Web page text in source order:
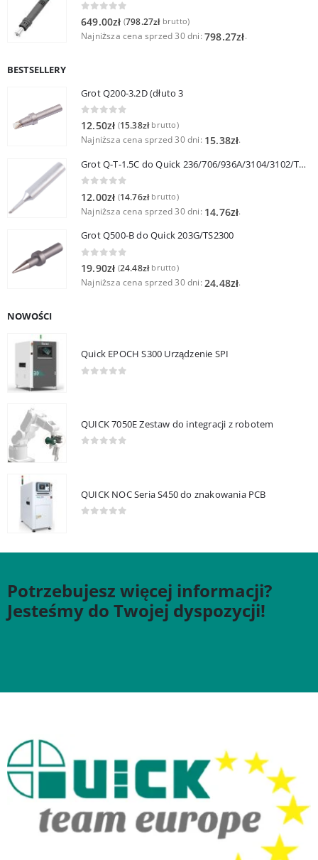
649.00zł (798.27złbrutto)
Najniższa cena sprzed 30 dni: 798.27zł.
BESTSELLERY
Grot Q200-3.2D (dłuto 3
0out of 5
12.50zł (15.38złbrutto)
Najniższa cena sprzed 30 dni: 15.38zł.
Grot Q-T-1.5C do Quick 236/706/936A/3104/3102/TS1100
12.00zł (14.76złbrutto)
Najniższa cena sprzed 30 dni: 14.76zł.
Grot Q500-B do Quick 203G/TS2300
0out of 5
19.90zł (24.48złbrutto)
Najniższa cena sprzed 30 dni: 24.48zł.
NOWOŚCI
Quick EPOCH S300 Urządzenie SPI
QUICK 7050E Zestaw do integracji z robotem
QUICK NOC Seria S450 do znakowania PCB
Potrzebujesz więcej informacji?
Jesteśmy do Twojej dyspozycji!